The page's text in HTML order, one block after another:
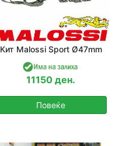
Кит Malossi Sport Ø47mm
11150 ден.
Повеќе